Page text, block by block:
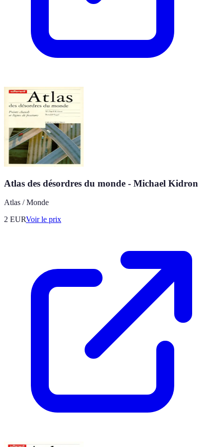
Atlas des désordres du monde - Michael Kidron
Atlas / Monde
2 EURVoir le prix